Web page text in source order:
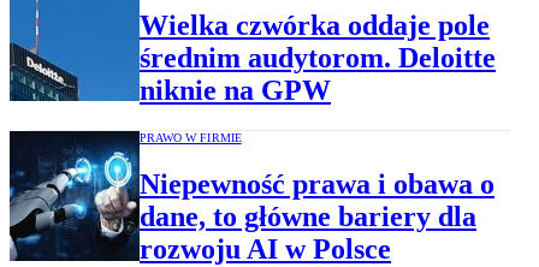
Wielka czwórka oddaje pole
średnim audytorom. Deloitte
niknie na GPW
PRAWO W FIRMIE
Niepewność prawa i obawa o
dane, to główne bariery dla
rozwoju AI w Polsce